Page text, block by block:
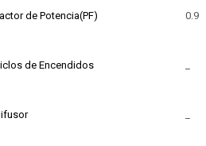
de Potencia(PF) 0.9
de Encendidos